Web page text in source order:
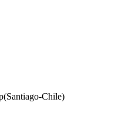
Chile)